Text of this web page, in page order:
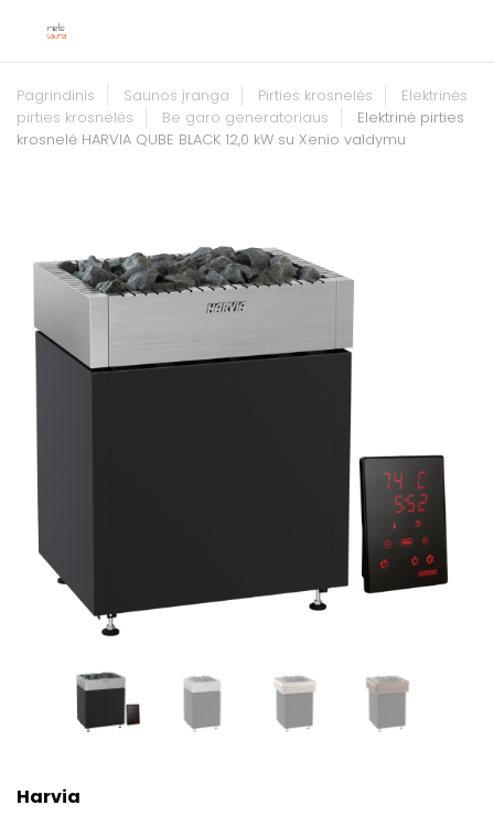
Pagrindinis Saunos įranga Pirties krosnelės
Elektrinės
pirties krosnelės
Be garo generatoriaus
Elektrinė pirties
krosnelė HARVIA QUBE BLACK 12,0 kW su Xenio valdymu
Harvia